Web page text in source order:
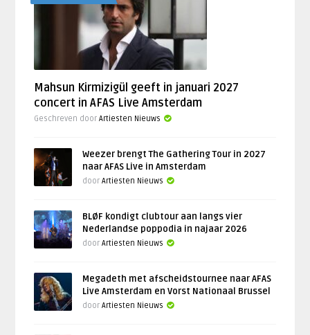
Mahsun Kirmizigül geeft in januari 2027
concert in AFAS Live Amsterdam
Geschreven doorArtiesten Nieuws
Weezer brengt The Gathering Tour in 2027
naar AFAS Live in Amsterdam
doorArtiesten Nieuws
BLØF kondigt clubtour aan langs vier
Nederlandse poppodia in najaar 2026
doorArtiesten Nieuws
Megadeth met afscheidstournee naar AFAS
Live Amsterdam en Vorst Nationaal Brussel
doorArtiesten Nieuws